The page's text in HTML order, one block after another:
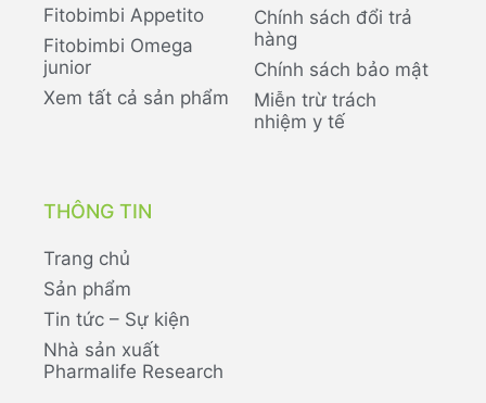
Fitobimbi Appetito
Fitobimbi Omega
junior
Xem tất cả sản phẩm
Chính sách đổi trả
hàng
Chính sách bảo mật
Miễn trừ trách
nhiệm y tế
THÔNG TIN
Trang chủ
Sản phẩm
Tin tức – Sự kiện
Nhà sản xuất
Pharmalife Research